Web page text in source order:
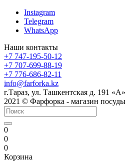
Instagram
Telegram
WhatsApp
Наши контакты
+7 747-195-50-12
+7 707-699-88-19
+7 776-686-82-11
info@farforka.kz
г.Тараз, ул. Ташкентская д. 191 «А»
2021 © Фарфорка - магазин посуды
0
0
0
Корзина